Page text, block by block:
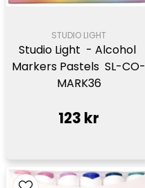
STUDIO LIGHT
Studio Light  - Alcohol
Markers Pastels  SL-CO-
MARK36
123 kr